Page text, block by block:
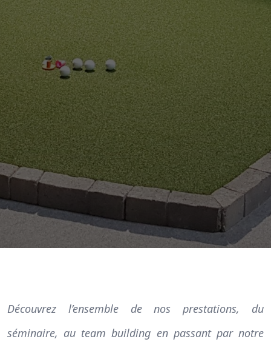
Découvrez l’ensemble de nos prestations, du
séminaire, au team building en passant par notre